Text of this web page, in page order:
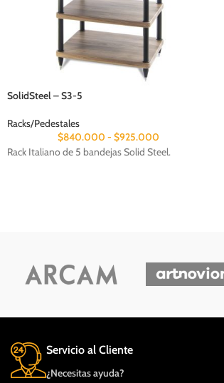
SolidSteel – S3-5
Racks/Pedestales
$840.000 -$925.000
Rack Italiano de 5 bandejas Solid Steel.
Servicio al Cliente
¿Necesitas ayuda?